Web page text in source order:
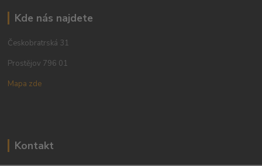
Kde nás najdete
Českobratrská 31
Prostějov 796 01
Mapa zde
Kontakt